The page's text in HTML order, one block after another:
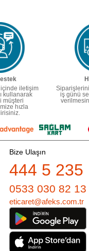
iletişim
kullanarak
müşteri
hızla
iş günü
Bize Ulaşın
444 5 235
0533 030 82 13
eticaret@afeks.com.tr